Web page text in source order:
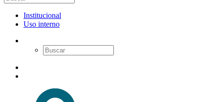
Institucional
Uso interno